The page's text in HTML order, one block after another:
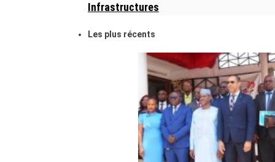
Infrastructures
Les plus récents